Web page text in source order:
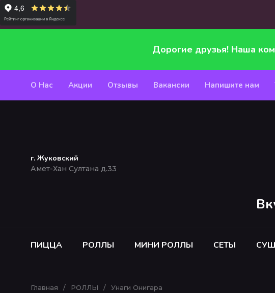
Дорогие друзья! Наша
О Нас Акции Отзывы Вакансии Напишите нам
г. Жуковский
Амет-Хан Султана д.33
ПИЦЦА РОЛЛЫ МИНИ РОЛЛЫ СЕТЫ
Главная / РОЛЛЫ / Унаги Онигара